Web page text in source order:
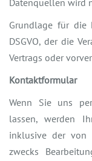
Datenquellen wird
Grundlage für die
DSGVO, der die
Vertrags oder
Kontaktformular
Wenn Sie uns
lassen, werden
inklusive der von
zwecks